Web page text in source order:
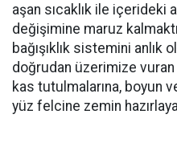
aşan sıcaklık ile içerideki
değişimine maruz
bağışıklık sistemini anlık
doğrudan üzerimize vuran
kas tutulmalarına, boyun
yüz felcine zemin